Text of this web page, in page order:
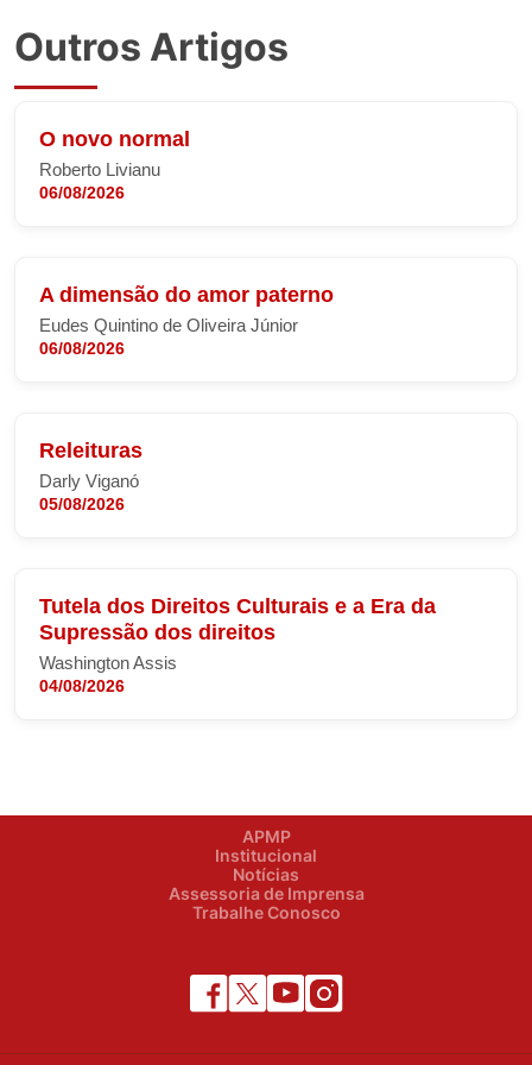
Outros Artigos
O novo normal
Roberto Livianu
06/08/2026
A dimensão do amor paterno
Eudes Quintino de Oliveira Júnior
06/08/2026
Releituras
Darly Viganó
05/08/2026
Tutela dos Direitos Culturais e a Era da
Supressão dos direitos
Washington Assis
04/08/2026
APMP
Institucional
Notícias
Assessoria de Imprensa
Trabalhe Conosco